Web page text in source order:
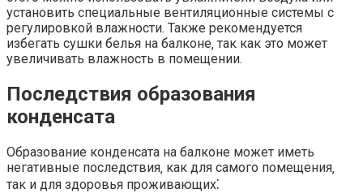
установить специальные вентиляционные системы с
регулировкой влажности.​ Также рекомендуется
избегать сушки белья на балконе‚ так как это может
увеличивать влажность в помещении.​
Последствия образования
конденсата
Образование конденсата на балконе может иметь
негативные последствия‚ как для самого помещения‚
так и для здоровья проживающих⁚